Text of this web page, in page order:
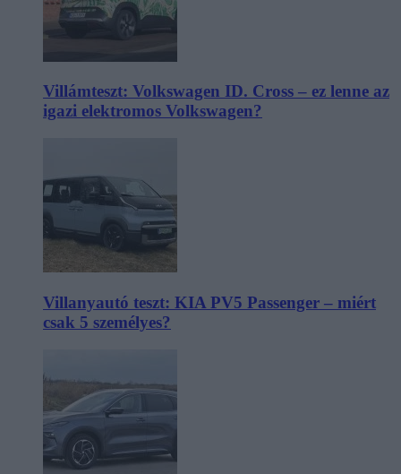
Villámteszt: Volkswagen ID. Cross – ez lenne az
igazi elektromos Volkswagen?
Villanyautó teszt: KIA PV5 Passenger – miért
csak 5 személyes?